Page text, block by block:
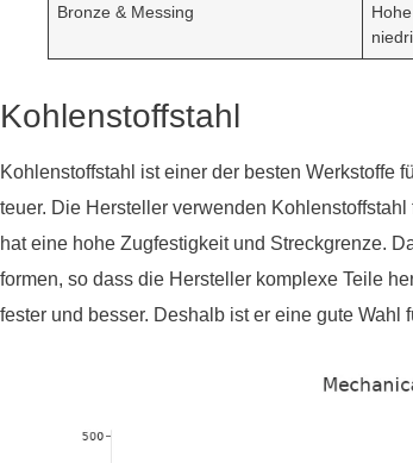
Bronze & Messing
Kohlenstoffstahl
Kohlenstoffstahl ist einer der besten Werkstoffe
teuer. Die Hersteller verwenden
hat eine hohe Zugfestigkeit und Streckgrenze.
formen, so dass die Hersteller komplexe Teile
fester und besser. Deshalb ist er eine gute Wahl